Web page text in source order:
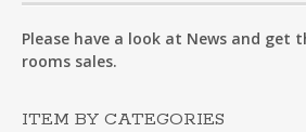
Please have a look at News and get
rooms sales.
ITEM BY CATEGORIES